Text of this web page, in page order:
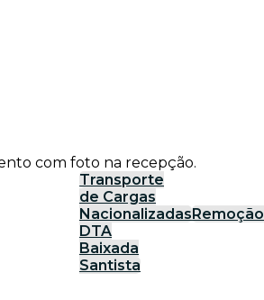
com foto na recepção.
Transporte
de Cargas
NacionalizadasRemoção
DTA
Baixada
Santista